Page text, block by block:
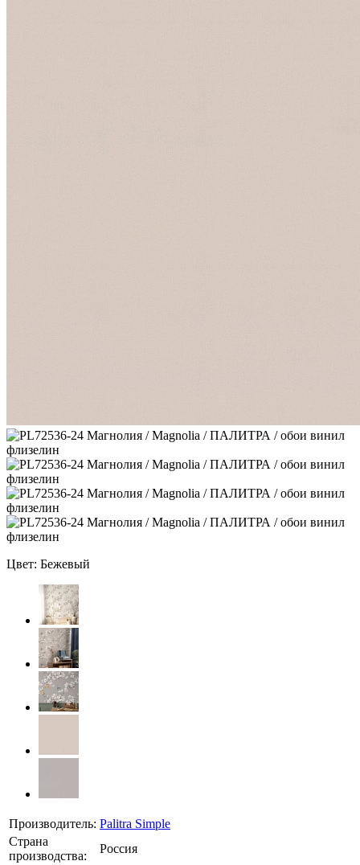
Цвет: Бежевый
Производитель: Palitra Simple
Страна
производства:
Россия